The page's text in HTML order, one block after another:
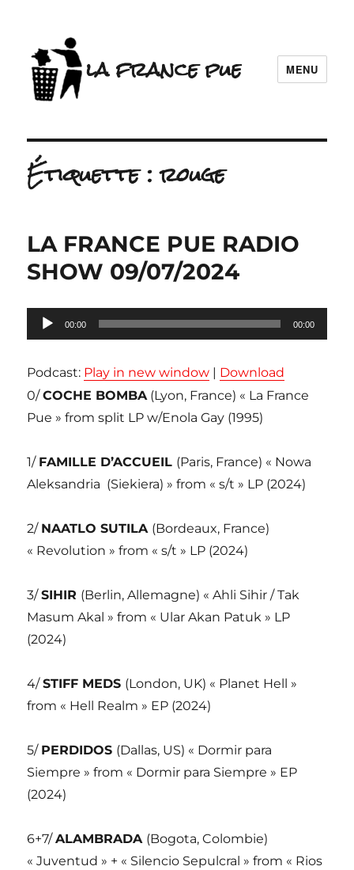
la france pue MENU
Étiquette :rouge
LA FRANCE PUE RADIO
SHOW 09/07/2024
Lecteur
audio
00:00 00:00
Podcast: Play in new window | Download
0/COCHE BOMBA(Lyon, France) « La France
Pue » from split LP w/Enola Gay (1995)
1/ FAMILLE D’ACCUEIL (Paris, France) « Nowa
Aleksandria (Siekiera) » from « s/t » LP (2024)
2/ NAATLO SUTILA (Bordeaux, France)
« Revolution » from « s/t » LP (2024)
3/SIHIR (Berlin, Allemagne) « Ahli Sihir / Tak
Masum Akal » from « Ular Akan Patuk » LP
(2024)
4/STIFF MEDS (London, UK) « Planet Hell »
from « Hell Realm » EP (2024)
5/ PERDIDOS (Dallas, US) « Dormir para
Siempre » from « Dormir para Siempre » EP
(2024)
6+7/ALAMBRADA (Bogota, Colombie)
« Juventud » + « Silencio Sepulcral » from « Rios